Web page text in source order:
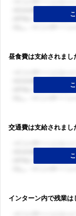
昼食費は支給されまし
交通費は支給されまし
インターン内で残業